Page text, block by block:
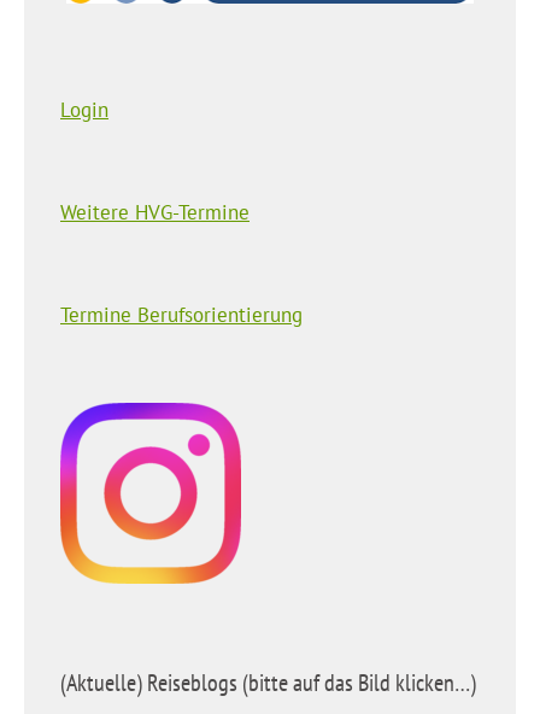
Login
Weitere HVG-Termine
Termine Berufsorientierung
(Aktuelle) Reiseblogs (bitte auf das Bild klicken…)